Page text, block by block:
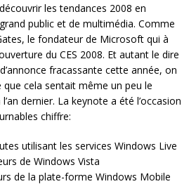
les tendances 2008 en
public et de multimédia. Comme
le fondateur de Microsoft qui à
du CES 2008. Et autant le dire
fracassante cette année, on
cela sentait même un peu le
dernier. La keynote a été l’occasion
chiffre:
utilisant les services Windows Live
de Windows Vista
de la plate-forme Windows Mobile